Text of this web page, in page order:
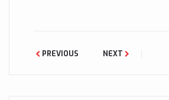
PREVIOUS NEXT